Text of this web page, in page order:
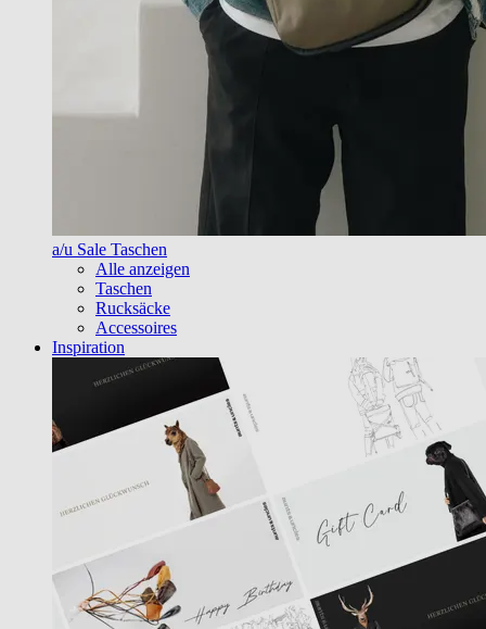
a/u Sale Taschen
Alle anzeigen
Taschen
Rucksäcke
Accessoires
Inspiration